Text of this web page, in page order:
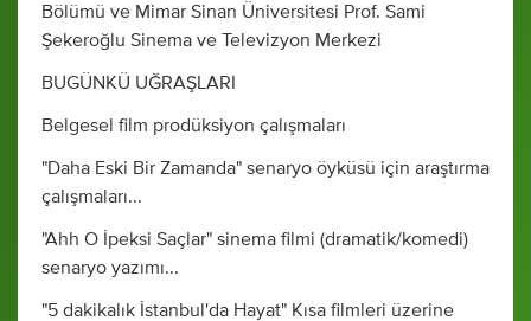
Bölümü ve Mimar Sinan Üniversitesi Prof. Sami
Şekeroğlu Sinema ve Televizyon Merkezi
BUGÜNKÜ UĞRAŞLARI
Belgesel film prodüksiyon çalışmaları
"Daha Eski Bir Zamanda" senaryo öyküsü için araştırma
çalışmaları...
"Ahh O İpeksi Saçlar" sinema filmi (dramatik/komedi)
senaryo yazımı...
"5 dakikalık İstanbul'da Hayat" Kısa filmleri üzerine